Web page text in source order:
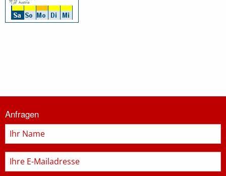
zur
Feuerwehr
Anfragen
Name
E-
Mail